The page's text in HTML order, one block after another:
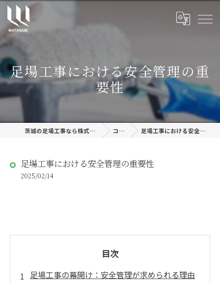
足場工事における安全管理の重
要性
茨城の足場工事なら株式会社渡邊建設 コラム 足場工事における安全管理の重要性
足場工事における安全管理の重要性
2025/02/14
目次
足場工事の幕開け：安全管理が求められる理由